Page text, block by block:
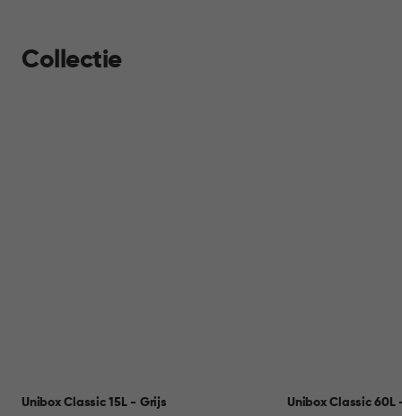
Collectie
Unibox Classic 15L - Grijs Unibox Classic 60L